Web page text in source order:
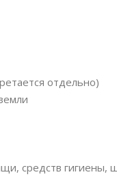
отдельно)
средств гигиены,